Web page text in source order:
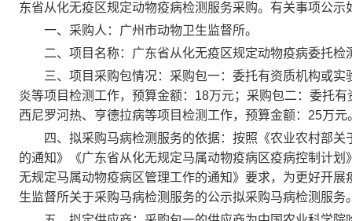
东省从化无疫区规定动物疫病检测服务采购。有关事项公示
一、采购人：广州市动物卫生监督所。
二、项目名称：广东省从化无疫区规定动物疫病委托检
三、项目采购包情况：采购包一：委托有资质机构或实
炎等项目检测工作，预算金额：18万元；采购包二：委托
西尼罗河热、亨德拉病等项目检测工作，预算金额：25万
四、拟采购马病检测服务的依据：按照《农业农村部关
的通知》《广东省从化无规定马属动物疫病区疫病控制计
无规定马属动物疫病区管理工作的通知》要求，为更好开
生监督所关于采购马病检测服务的公示拟采购马病检测服务